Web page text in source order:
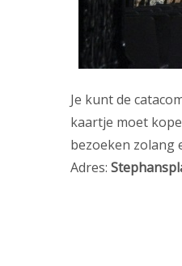
Je kunt de
kaartje moet
bezoeken zolang
Adres: